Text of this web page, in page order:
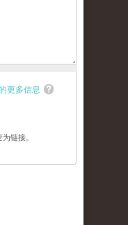
更多信息
链接。